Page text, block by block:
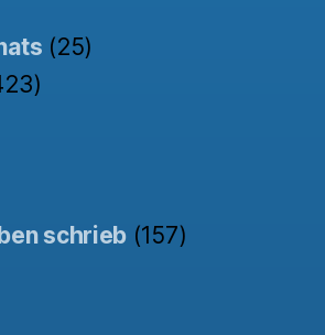
(25)
schrieb (157)